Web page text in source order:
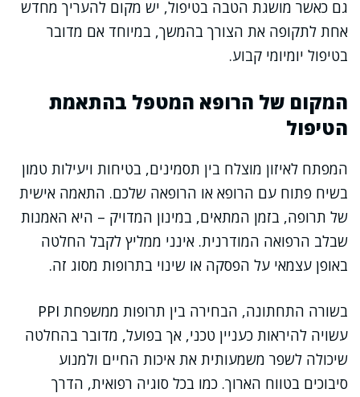
גם כאשר מושגת הטבה בטיפול, יש מקום להעריך מחדש
אחת לתקופה את הצורך בהמשך, במיוחד אם מדובר
בטיפול יומיומי קבוע.
המקום של הרופא המטפל בהתאמת
הטיפול
המפתח לאיזון מוצלח בין תסמינים, בטיחות ויעילות טמון
בשיח פתוח עם הרופא או הרופאה שלכם. התאמה אישית
של תרופה, בזמן המתאים, במינון המדויק – היא האמנות
שבלב הרפואה המודרנית. אינני ממליץ לקבל החלטה
באופן עצמאי על הפסקה או שינוי בתרופות מסוג זה.
בשורה התחתונה, הבחירה בין תרופות ממשפחת PPI
עשויה להיראות כעניין טכני, אך בפועל, מדובר בהחלטה
שיכולה לשפר משמעותית את איכות החיים ולמנוע
סיבוכים בטווח הארוך. כמו בכל סוגיה רפואית, הדרך